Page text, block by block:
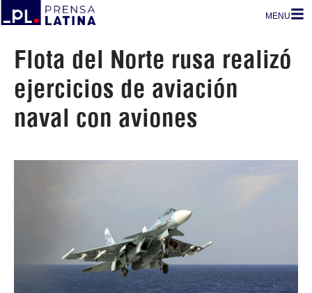
MENU
Flota del Norte rusa realizó
ejercicios de aviación
naval con aviones